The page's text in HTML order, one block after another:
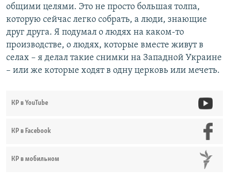
общими целями. Это не просто большая толпа,
которую сейчас легко собрать, а люди, знающие
друг друга. Я подумал о людях на каком-то
производстве, о людях, которые вместе живут в
селах – я делал такие снимки на Западной Украине
– или же которые ходят в одну церковь или мечеть.
КР в YouTube
КР в Facebook
КР в мобильном